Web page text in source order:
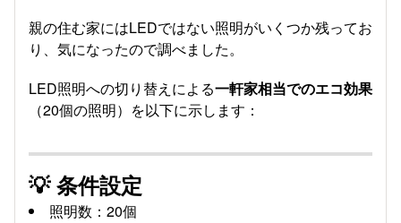
親の住む家にはLEDではない照明がいくつか残ってお
り、気になったので調べました。
LED照明への切り替えによる一軒家相当でのエコ効果
（20個の照明）を以下に示します：
💡 条件設定
照明数：20個